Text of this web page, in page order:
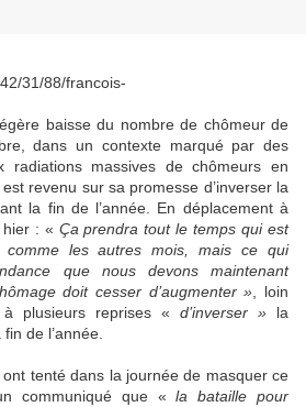
baisse du nombre de chômeur de
dans un contexte marqué par des
radiations massives de chômeurs en
revenu sur sa promesse d’inverser la
la fin de l’année. En déplacement à
hier : « Ça prendra tout le temps qui est
comme les autres mois, mais ce qui
que nous devons maintenant
doit cesser d’augmenter » , loin
plusieurs reprises « d’inverser » la
de l’année.
ont tenté dans la journée de masquer ce
communiqué que «la bataille pour